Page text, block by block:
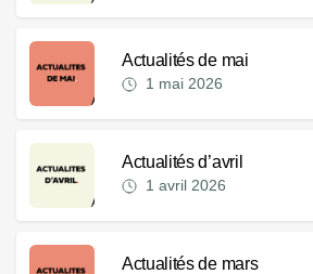
Actualités de mai
1 mai 2026
Actualités d’avril
1 avril 2026
Actualités de mars